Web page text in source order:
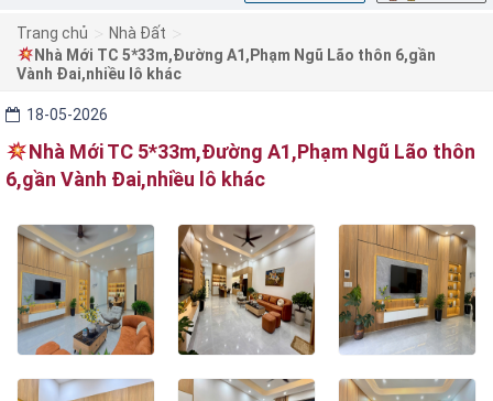
Trang chủ Nhà Đất
Nhà Mới TC 5*33m,Đường A1,Phạm Ngũ Lão thôn 6,gần
Vành Đai,nhiều lô khác
18-05-2026
Nhà Mới TC 5*33m,Đường A1,Phạm Ngũ Lão thôn
6,gần Vành Đai,nhiều lô khác